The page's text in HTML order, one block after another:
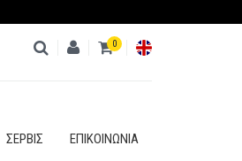
0
ΣΕΡΒΙΣ ΕΠΙΚΟΙΝΩΝΙΑ